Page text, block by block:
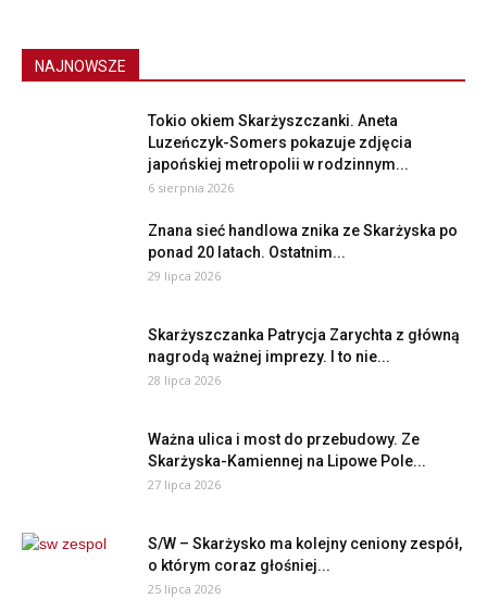
NAJNOWSZE
Tokio okiem Skarżyszczanki. Aneta
Luzeńczyk-Somers pokazuje zdjęcia
japońskiej metropolii w rodzinnym...
6 sierpnia 2026
Znana sieć handlowa znika ze Skarżyska po
ponad 20 latach. Ostatnim...
29 lipca 2026
Skarżyszczanka Patrycja Zarychta z główną
nagrodą ważnej imprezy. I to nie...
28 lipca 2026
Ważna ulica i most do przebudowy. Ze
Skarżyska-Kamiennej na Lipowe Pole...
27 lipca 2026
S/W – Skarżysko ma kolejny ceniony zespół,
o którym coraz głośniej...
25 lipca 2026